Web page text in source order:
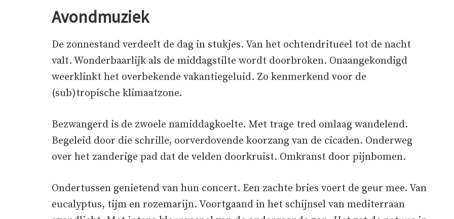
Avondmuziek
De zonnestand verdeelt de dag in stukjes. Van het ochtendritueel tot de nacht
valt. Wonderbaarlijk als de middagstilte wordt doorbroken. Onaangekondigd
weerklinkt het overbekende vakantiegeluid. Zo kenmerkend voor de
(sub)tropische klimaatzone.
Bezwangerd is de zwoele namiddagkoelte. Met trage tred omlaag wandelend.
Begeleid door die schrille, oorverdovende koorzang van de cicaden. Onderweg
over het zanderige pad dat de velden doorkruist. Omkranst door pijnbomen.
Ondertussen genietend van hun concert. Een zachte bries voert de geur mee. Van
eucalyptus, tijm en rozemarijn. Voortgaand in het schijnsel van mediterraan